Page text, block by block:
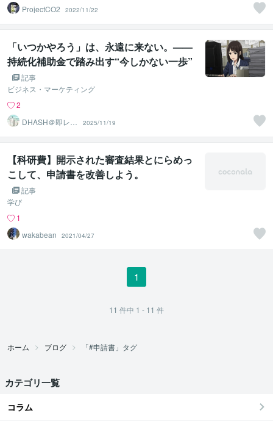
ProjectCO2 2022/11/22
「いつかやろう」は、永遠に来ない。——
持続化補助金で踏み出す“今しかない一歩”
記事
ビジネス・マーケティング
2
DHASH＠即レ
2025/11/19
【科研費】開示された審査結果とにらめっ
こして、申請書を改善しよう。
記事
学び
1
wakabean
2021/04/27
1
11 件中 1 - 11 件
ホーム ブログ 「#申請書」タグ
カテゴリ一覧
コラム